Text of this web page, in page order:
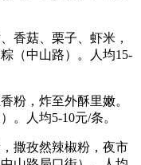
香菇、栗子、虾米，
（中山路）。人均15-
粉，炸至外酥里嫩。
。人均5-10元/条。
撒孜然辣椒粉，夜市